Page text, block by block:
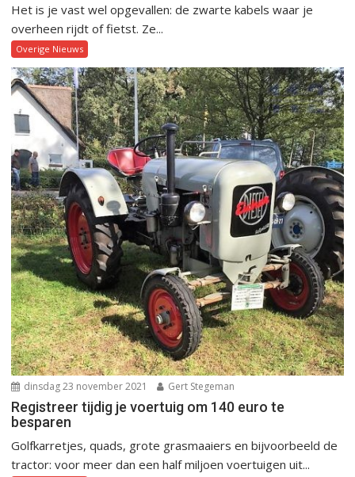
Het is je vast wel opgevallen: de zwarte kabels waar je
overheen rijdt of fietst. Ze...
Overige Nieuws
dinsdag 23 november 2021 Gert Stegeman
Registreer tijdig je voertuig om 140 euro te
besparen
Golfkarretjes, quads, grote grasmaaiers en bijvoorbeeld de
tractor: voor meer dan een half miljoen voertuigen uit...